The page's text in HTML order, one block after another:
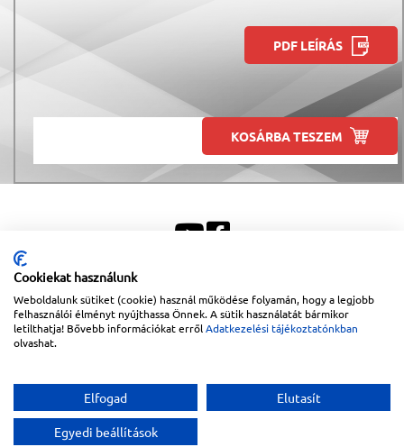
PDF LEÍRÁS
KOSÁRBA TESZEM
Sitemap| Impresszum
Copyright © 2026Lapanthera Kft.Webbolt | 1047Budapest, Váci út 15-19.|+36-30/539-
Cookiekat használunk
Weboldalunk sütiket (cookie) használ működése folyamán, hogy a legjobb
felhasználói élményt nyújthassa Önnek. A sütik használatát bármikor
letilthatja! Bővebb információkat errőlAdatkezelési tájékoztatónkban
olvashat.
Elfogad Elutasít
Egyedi beállítások